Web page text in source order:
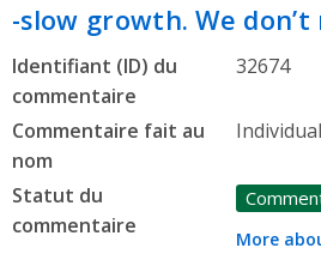
-slow growth. We
Identifiant (ID) du
commentaire
32674
Commentaire fait au
nom
Individual
Statut du
commentaire
More